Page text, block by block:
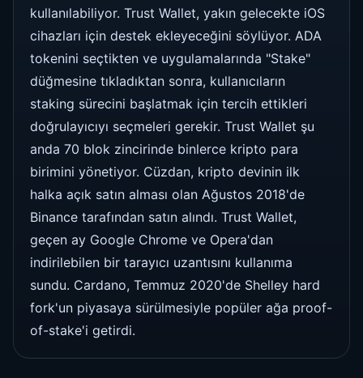
kullanılabiliyor. Trust Wallet, yakın gelecekte iOS
cihazları için destek ekleyeceğini söylüyor. ADA
tokenini seçtikten ve uygulamalarında "Stake"
düğmesine tıkladıktan sonra, kullanıcıların
staking sürecini başlatmak için tercih ettikleri
doğrulayıcıyı seçmeleri gerekir. Trust Wallet şu
anda 70 blok zincirinde binlerce kripto para
birimini yönetiyor. Cüzdan, kripto devinin ilk
halka açık satın alması olan Ağustos 2018'de
Binance tarafından satın alındı. Trust Wallet,
geçen ay Google Chrome ve Opera'dan
indirilebilen bir tarayıcı uzantısını kullanıma
sundu. Cardano, Temmuz 2020'de Shelley hard
fork'un piyasaya sürülmesiyle popüler ağa proof-
of-stake'i getirdi.